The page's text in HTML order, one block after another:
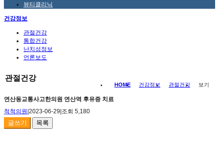
뷰티클리닉
건강정보
관절건강
통합건강
난치성정보
언론보도
관절건강
HOME 건강정보 관절건강 보기
연산동교통사고한의원 연산역 후유증 치료
척척의원 2023-06-29 조회 5,180
글쓰기 목록